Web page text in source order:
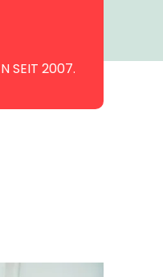
SEIT 2007.